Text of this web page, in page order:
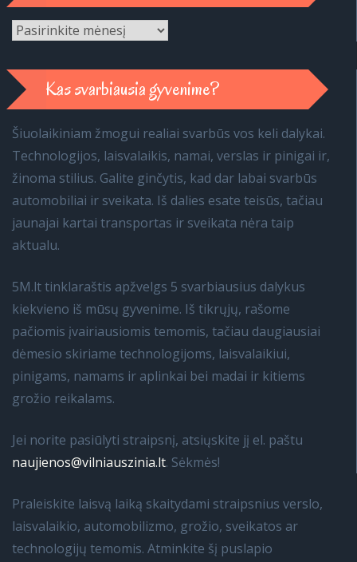
Archyvai
Kas svarbiausia gyvenime?
Šiuolaikiniam žmogui realiai svarbūs vos keli dalykai.
Technologijos, laisvalaikis, namai, verslas ir pinigai ir,
žinoma stilius. Galite ginčytis, kad dar labai svarbūs
automobiliai ir sveikata. Iš dalies esate teisūs, tačiau
jaunajai kartai transportas ir sveikata nėra taip
aktualu.
5M.lt tinklaraštis apžvelgs 5 svarbiausius dalykus
kiekvieno iš mūsų gyvenime. Iš tikrųjų, rašome
pačiomis įvairiausiomis temomis, tačiau daugiausiai
dėmesio skiriame technologijoms, laisvalaikiui,
pinigams, namams ir aplinkai bei madai ir kitiems
grožio reikalams.
Jei norite pasiūlyti straipsnį, atsiųskite jį el. paštu
naujienos@vilniauszinia.lt. Sėkmės!
Praleiskite laisvą laiką skaitydami straipsnius verslo,
laisvalaikio, automobilizmo, grožio, sveikatos ar
technologijų temomis. Atminkite šį puslapio